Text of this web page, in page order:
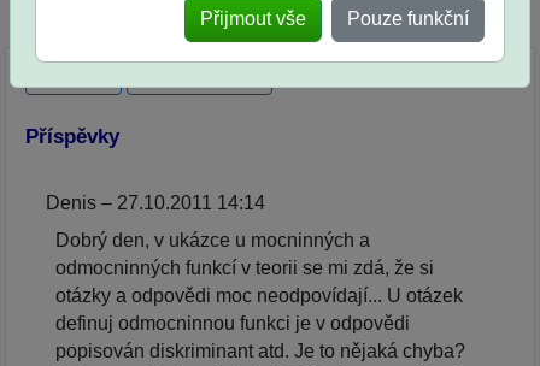
Ohlasy
Přijmout vše Pouze funkční
Příspěvky
Denis – 27.10.2011 14:14
Dobrý den, v ukázce u mocninných a
odmocninných funkcí v teorii se mi zdá, že si
otázky a odpovědi moc neodpovídají... U otázek
definuj odmocninnou funkci je v odpovědi
popisován diskriminant atd. Je to nějaká chyba?